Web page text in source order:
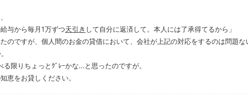
与から毎月1万ずつ天引き して自分に返済して。本人には了承得てるから」
のですが、個人間のお金の貸借において、会社が上記の対応をするのは問題な
る限りちょっとｸﾞﾚｰかな…と思ったのですが。
恵をお貸しください。